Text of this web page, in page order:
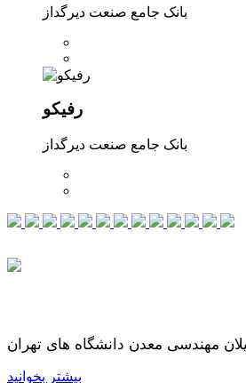
بانک جامع صنعت دیرگداز
رفیکو
بانک جامع صنعت دیرگداز
بیشتر بخوانید